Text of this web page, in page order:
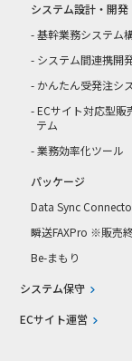
システム設計・開発
- 基幹業務システム
- システム間連携開
- かんたん受発注シ
- ECサイト対応型販
テム
- 業務効率化ツール
パッケージ
Data Sync
瞬送FAXPro ※販売
Be-まもり
システム保守
ECサイト運営